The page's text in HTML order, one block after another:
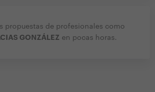
propuestas de profesionales como
GONZÁLEZ en pocas horas.